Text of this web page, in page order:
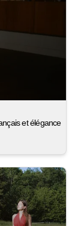
et élégance